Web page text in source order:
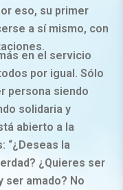
eso, su primer
a sí mismo, con
en el servicio
por igual. Sólo
persona siendo
solidaria y
abierto a la
“¿Deseas la
¿Quieres ser
ser amado? No